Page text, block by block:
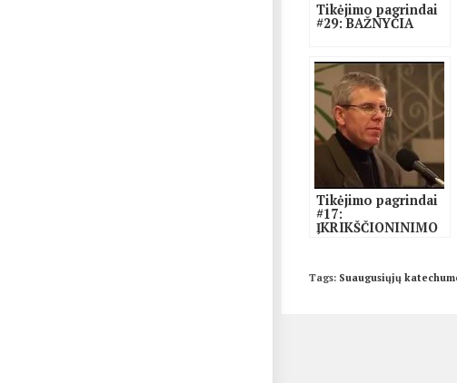
Tikėjimo pagrindai
#29: BAŽNYČIA
Tikėjimo pagrindai
#17:
ĮKRIKŠČIONINIMO
Tags: Suaugusiųjų